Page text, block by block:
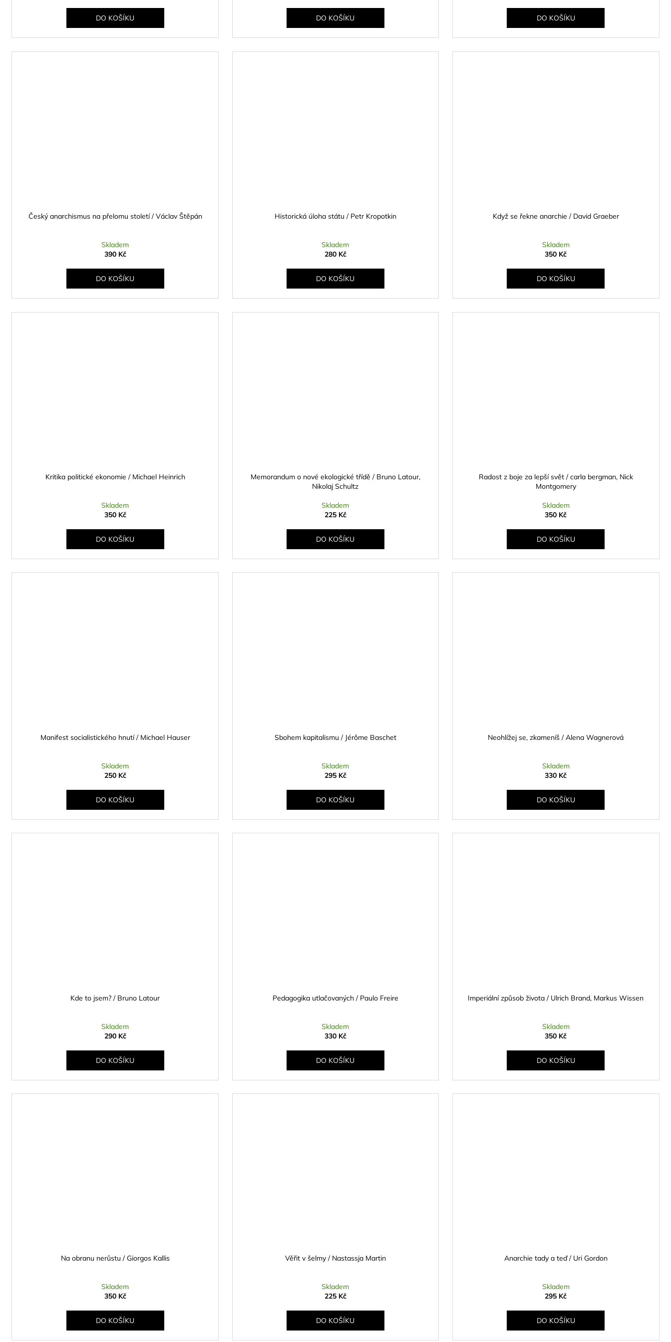
DO KOŠÍKU DO KOŠÍKU DO KOŠÍKU
Český anarchismus na přelomu století / Václav Štěpán
Skladem
390 Kč
DO KOŠÍKU
Historická úloha státu / Petr Kropotkin
Skladem
280 Kč
DO KOŠÍKU
Když se řekne anarchie / David Graeber
Skladem
350 Kč
DO KOŠÍKU
Kritika politické ekonomie / Michael Heinrich
Skladem
350 Kč
DO KOŠÍKU
Memorandum o nové ekologické třídě / Bruno Latour,
Nikolaj Schultz
Skladem
225 Kč
DO KOŠÍKU
Radost z boje za lepší svět / carla bergman, Nick
Montgomery
Skladem
350 Kč
DO KOŠÍKU
Manifest socialistického hnutí / Michael Hauser
Skladem
250 Kč
DO KOŠÍKU
Sbohem kapitalismu / Jérôme Baschet
Skladem
295 Kč
DO KOŠÍKU
Neohlížej se, zkameníš /⁠ Alena Wagnerová
Skladem
330 Kč
DO KOŠÍKU
Kde to jsem? / Bruno Latour
Skladem
290 Kč
DO KOŠÍKU
Pedagogika utlačovaných / Paulo Freire
Skladem
330 Kč
DO KOŠÍKU
Imperiální způsob života / Ulrich Brand, Markus Wissen
Skladem
350 Kč
DO KOŠÍKU
Na obranu nerůstu / Giorgos Kallis
Skladem
350 Kč
DO KOŠÍKU
Věřit v šelmy / Nastassja Martin
Skladem
225 Kč
DO KOŠÍKU
Anarchie tady a teď / Uri Gordon
Skladem
295 Kč
DO KOŠÍKU